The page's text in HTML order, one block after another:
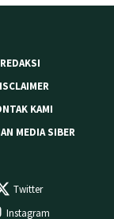
REDAKSI
KAMI
MEDIA SIBER
Twitter
Instagram